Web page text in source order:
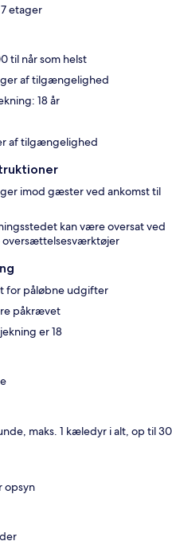
etager
til når som helst
af tilgængelighed
18 år
af tilgængelighed
imod gæster ved ankomst til
kan være oversat ved
oversættelsesværktøjer
for påløbne udgifter
påkrævet
er 18
maks. 1 kæledyr i alt, op til 30
opsyn